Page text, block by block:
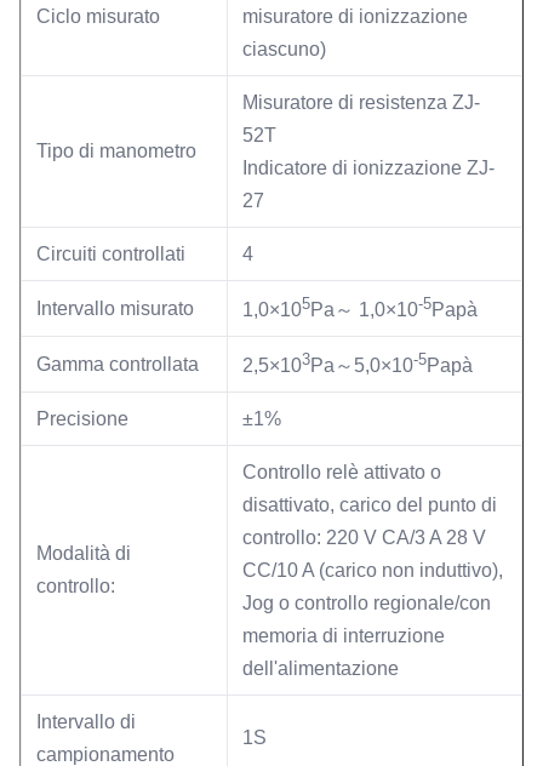
Ciclo misurato
misuratore di ionizzazione
ciascuno)
Tipo di manometro
Misuratore di resistenza ZJ-
52T
Indicatore di ionizzazione ZJ-
27
Circuiti controllati 4
Intervallo misurato 1,0×105Pa～ 1,0×10-5Papà
Gamma controllata 2,5×103Pa～5,0×10-5Papà
Precisione ±1%
Modalità di
controllo:
Controllo relè attivato o
disattivato, carico del punto di
controllo: 220 V CA/3 A 28 V
CC/10 A (carico non induttivo),
Jog o controllo regionale/con
memoria di interruzione
dell'alimentazione
Intervallo di
campionamento
1S